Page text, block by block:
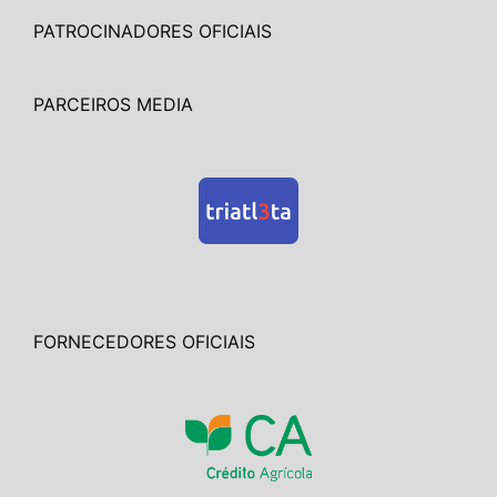
PATROCINADORES OFICIAIS
PARCEIROS MEDIA
FORNECEDORES OFICIAIS